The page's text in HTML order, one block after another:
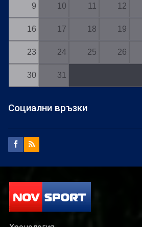
9 10 11 12
16 17 18 19
23 24 25 26
30 31
Социални връзки